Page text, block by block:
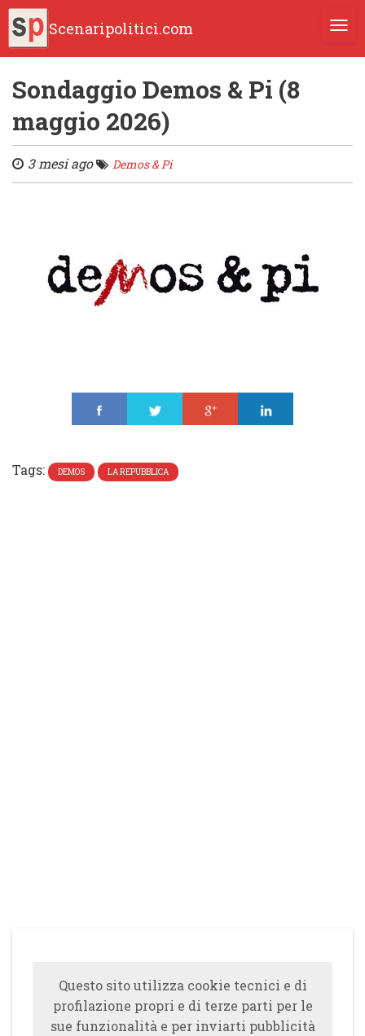
Scenaripolitici.com
Sondaggio Demos & Pi (8
maggio 2026)
3 mesi ago Demos & Pi
Tags: DEMOS LA REPUBBLICA
Questo sito utilizza cookie tecnici e di
profilazione propri e di terze parti per le
sue funzionalità e per inviarti pubblicità